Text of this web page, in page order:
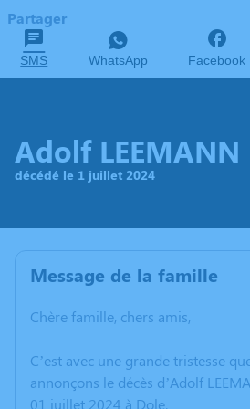
Partager
SMS WhatsApp Facebook
Adolf LEEMANN
décédé le 1 juillet 2024
Message de la famille
Chère famille, chers amis,
C’est avec une grande tristesse
annonçons le décès d’Adolf
01 juillet 2024 à Dole.